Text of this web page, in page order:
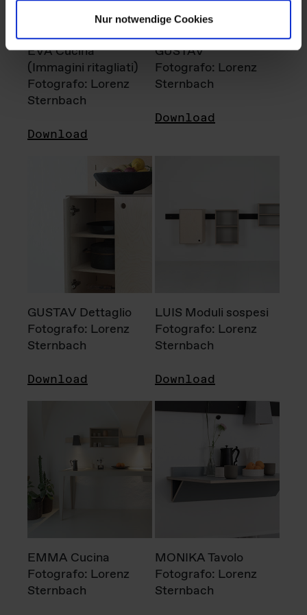
Nur notwendige Cookies
EVA Cucina
(Immagini ritagliati)
Fotografo: Lorenz
Sternbach
Download
GUSTAV
Fotografo: Lorenz
Sternbach
Download
GUSTAV Dettaglio
Fotografo: Lorenz
Sternbach
Download
LUIS Moduli sospesi
Fotografo: Lorenz
Sternbach
Download
EMMA Cucina
Fotografo: Lorenz
Sternbach
MONIKA Tavolo
Fotografo: Lorenz
Sternbach